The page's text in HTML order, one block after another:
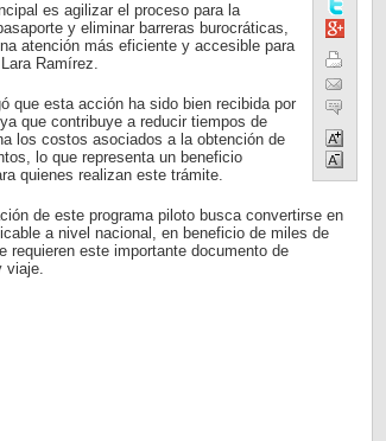
es agilizar el proceso para la
y eliminar barreras burocráticas,
atención más eficiente y accesible para
Ramírez.
que esta acción ha sido bien recibida por
que contribuye a reducir tiempos de
los costos asociados a la obtención de
lo que representa un beneficio
quienes realizan este trámite.
de este programa piloto busca convertirse en
a nivel nacional, en beneficio de miles de
requieren este importante documento de
viaje.